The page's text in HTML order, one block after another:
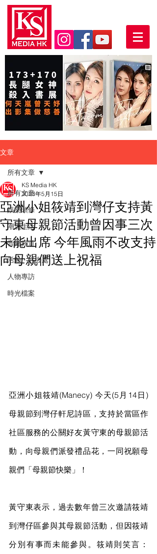
文章
所有文章
娛樂頭條
潮流生活
音樂頻道
活動・好去處
人物專訪
時光檔案
所有文章
亞洲小姐筱靖到灣仔支持黃
守東母親節活動曾因事三次
未能出席 今年風雨不改支持
向母親們送上祝福
KS Media HK
2023年5月15日
亞洲小姐筱靖(Manecy) 今天(5月14日)
母親節到灣仔軒尼詩區，支持於當區作
社區服務的公關好友黃守東的母親節活
動，向母親們派發禮品花，一同祝願母
親們「母親節快樂」！
黃守東表示，過去數年曾三次邀請筱靖
到灣仔區參與其母親節活動，但因筱靖
分別有事而未能參與。筱靖則笑言：